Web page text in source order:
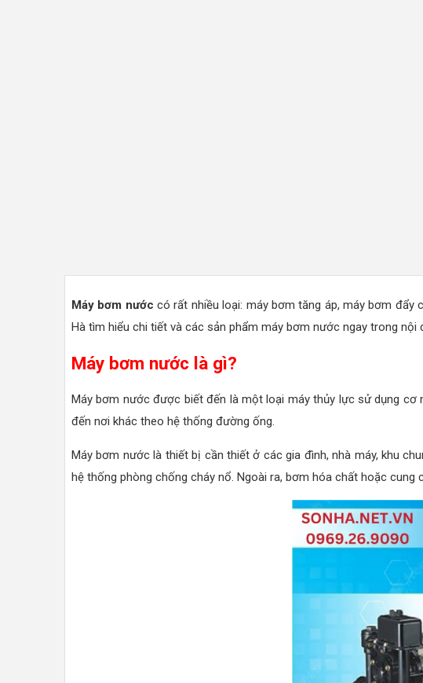
Máy bơm nước có rất nhiều loại: máy bơm tăng áp, máy bơm đẩy
Hà tìm hiểu chi tiết và các sản phẩm máy bơm nước ngay trong nội
Máy bơm nước là gì?
Máy bơm nước được biết đến là một loại máy thủy lực sử dụng
đến nơi khác theo hệ thống đường ống.
Máy bơm nước là thiết bị cần thiết ở các gia đình, nhà máy, khu
hệ thống phòng chống cháy nổ. Ngoài ra, bơm hóa chất hoặc